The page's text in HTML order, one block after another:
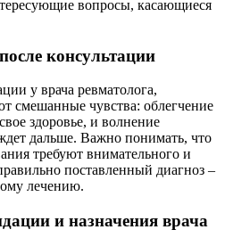
вопросы, касающиеся
консультации
у врача ревматолога,
смешанные чувства: облегчение
здоровье, и волнение
дальше. Важно понимать, что
требуют внимательного и
поставленный диагноз –
лечению.
и назначения врача